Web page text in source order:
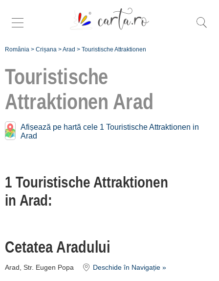
România > Crișana >Arad > Touristische Attraktionen
Touristische
Attraktionen Arad
Afișează pe hartă cele 1 Touristische Attraktionen in
Arad
1 Touristische Attraktionen
in Arad:
Cetatea Aradului
Arad, Str. Eugen Popa Deschide în Navigație »
Touristische Attraktionen
Oradea
Înscrie o unitate de
cazare
contact
login